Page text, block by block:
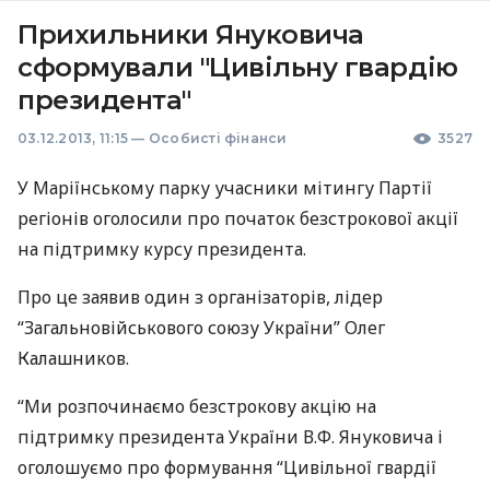
Прихильники Януковича
сформували "Цивільну гвардію
президента"
03.12.2013, 11:15 — Особисті фінанси 3527
У Маріїнському парку учасники мітингу Партії
регіонів оголосили про початок безстрокової акції
на підтримку курсу президента.
Про це заявив один з організаторів, лідер
“Загальновійськового союзу України” Олег
Калашников.
“Ми розпочинаємо безстрокову акцію на
підтримку президента України В.Ф. Януковича і
оголошуємо про формування “Цивільної гвардії